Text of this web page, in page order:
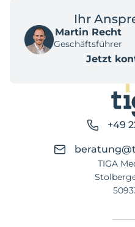
+49
TIGA
Ihr
Martin Recht
Geschäftsführer
Jetzt